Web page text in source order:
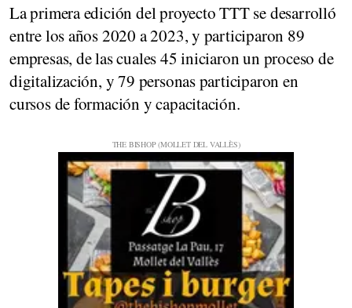
La primera edición del proyecto TTT se desarrolló
entre los años 2020 a 2023, y participaron 89
empresas, de las cuales 45 iniciaron un proceso de
digitalización, y 79 personas participaron en
cursos de formación y capacitación.